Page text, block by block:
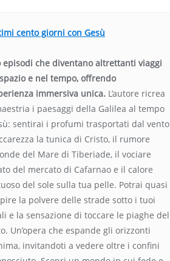
cento giorni con Gesù
episodi che diventano altrettanti viaggi
e nel tempo, offrendo
immersiva unica. L’autore ricrea
i paesaggi della Galilea al tempo
sentirai i profumi trasportati dal vento
la tunica di Cristo, il rumore
del Mare di Tiberiade, il vociare
del mercato di Cafarnao e il calore
del sole sulla tua pelle. Potrai quasi
la polvere delle strade sotto i tuoi
e la sensazione di toccare le piaghe del
Un’opera che espande gli orizzonti
invitandoti a vedere oltre i confini